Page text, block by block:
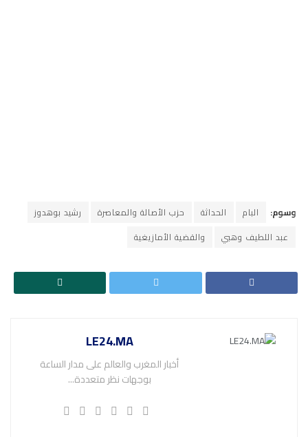
وسوم: البام الحداثة حزب الأصالة والمعاصرة
رشيد بوهدوز
عبد اللطيف وهبي
والقضية الأمازيغية
LE24.MA
أخبار المغرب والعالم على مدار الساعة
بوجهات نظر متعددة...